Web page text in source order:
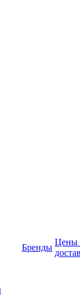
Бренды
Цены